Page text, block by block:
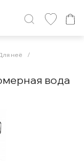
неё
/
вода